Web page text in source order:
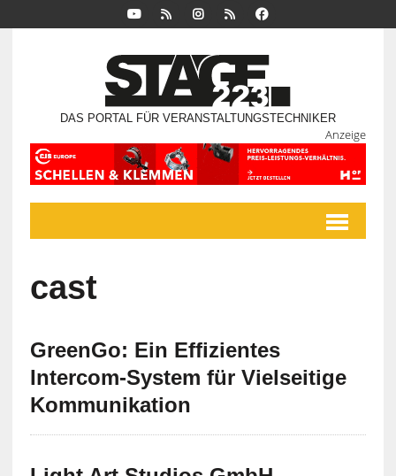
DAS PORTAL FÜR VERANSTALTUNGSTECHNIKER
Anzeige
cast
GreenGo: Ein Effizientes
Intercom-System für Vielseitige
Kommunikation